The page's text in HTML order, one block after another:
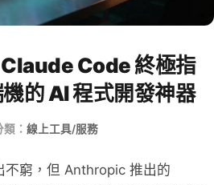
Code 終極指
的 AI 程式開發神器
類： 線上工具/服務
不窮，但 Anthropic 推出的